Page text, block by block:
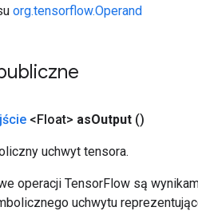
org.tensorflow.Operand
<Float> asOutput ()
uchwyt tensora.
operacji TensorFlow są
uchwytu